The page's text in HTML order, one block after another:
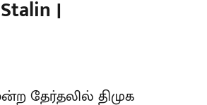
|
தேர்தலில் திமுக